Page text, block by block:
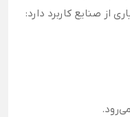
از صنایع کاربرد دارد: